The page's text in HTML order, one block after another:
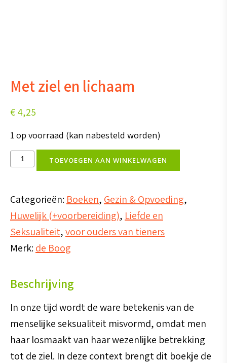
Met ziel en lichaam
€4,25
1 op voorraad (kan nabesteld worden)
Met
lichaam
aantal
TOEVOEGEN AAN WINKELWAGEN
Categorieën: Boeken, Gezin & Opvoeding,
Huwelijk (+voorbereiding), Liefde en
Seksualiteit,voor ouders van tieners
Merk: de Boog
Beschrijving
In onze tijd wordt de ware betekenis van de
menselijke seksualiteit misvormd, omdat men
haar losmaakt van haar wezenlijke betrekking
tot de ziel. In deze context brengt dit boekje de